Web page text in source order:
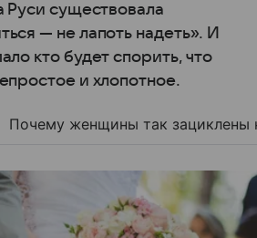
Руси существовала
— не лапоть надеть». И
кто будет спорить, что
и хлопотное.
Почему женщины так зациклены